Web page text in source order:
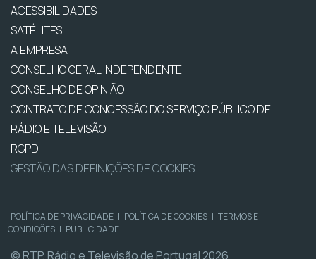
ACESSIBILIDADES
SATÉLITES
A EMPRESA
CONSELHO GERAL INDEPENDENTE
CONSELHO DE OPINIÃO
CONTRATO DE CONCESSÃO DO SERVIÇO PÚBLICO DE
RÁDIO E TELEVISÃO
RGPD
GESTÃO DAS DEFINIÇÕES DE COOKIES
POLÍTICA DE PRIVACIDADE | POLÍTICA DE COOKIES | TERMOS E
CONDIÇÕES | PUBLICIDADE
© RTP, Rádio e Televisão de Portugal 2026